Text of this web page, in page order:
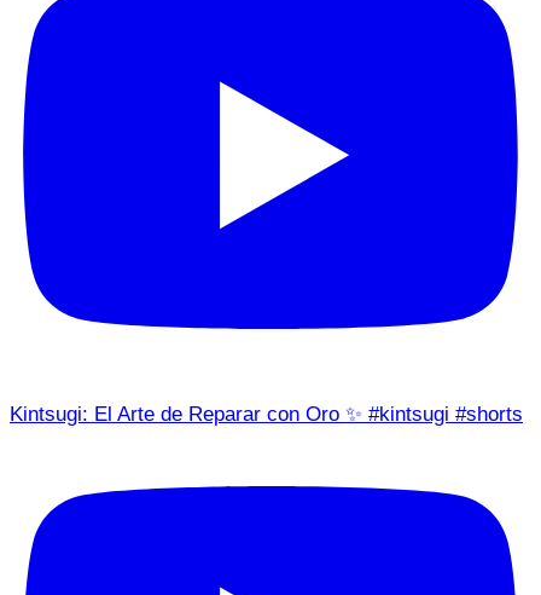
Kintsugi: El Arte de Reparar con Oro ✨ #kintsugi #shorts